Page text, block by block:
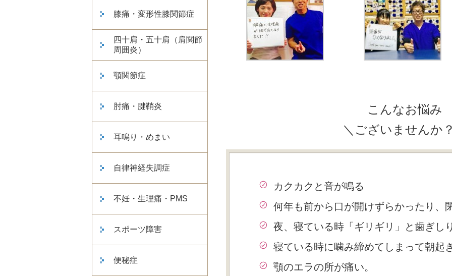
膝痛・変形性膝関節症
四十肩・五十肩（肩関節
周囲炎）
顎関節症
肘痛・腱鞘炎
耳鳴り・めまい
自律神経失調症
不妊・生理痛・PMS
スポーツ障害
便秘症
こんなお悩み
＼ございませんか
カクカクと音が鳴る
何年も前から口が開けずらかったり、
夜、寝ている時「ギリギリ」と歯ぎし
寝ている時に噛み締めてしまって朝起
顎のエラの所が痛い。